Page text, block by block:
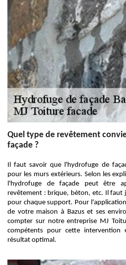
Quel type de revêtement
façade ?
Il faut savoir que l'hydrofuge de
pour les murs extérieurs. Selon les
l'hydrofuge de façade peut être
revêtement : brique, béton, etc. Il faut
pour chaque support. Pour
de votre maison à Bazus et ses
compter sur notre entreprise MJ
compétents pour cette
résultat optimal.